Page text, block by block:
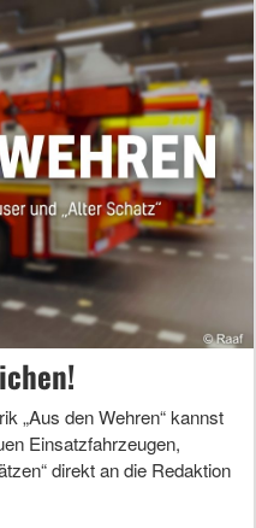
„Aus den Wehren“ kannst
Einsatzfahrzeugen,
direkt an die Redaktion